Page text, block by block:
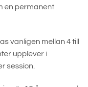
en permanent
vanligen mellan 4 till
upplever i
session.